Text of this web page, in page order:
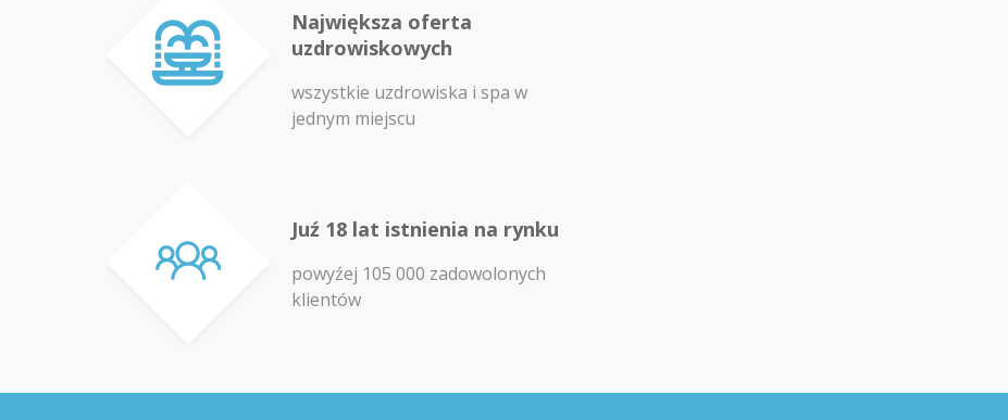
Największa oferta
uzdrowiskowych
wszystkie uzdrowiska i spa w
jednym miejscu
Juź 18 lat istnienia na rynku
powyźej 105 000 zadowolonych
klientów